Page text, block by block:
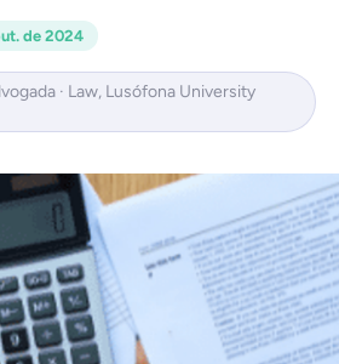
de 2024
· Law, Lusófona University